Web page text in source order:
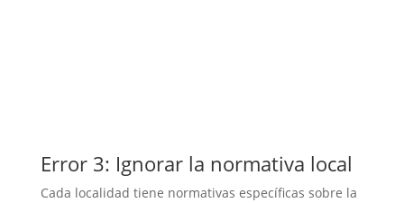
Error 3: Ignorar la normativa local
Cada localidad tiene normativas específicas sobre la